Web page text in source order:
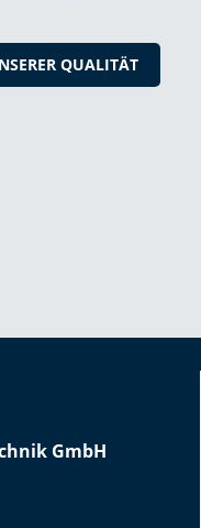
QUALITÄT
GmbH